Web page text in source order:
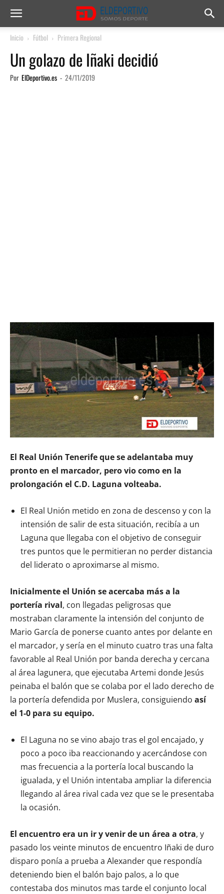
Inicio Fútbol Primera Regional
Un golazo de Iñaki decidió
Por ElDeportivo.es - 24/11/2019
El Real Unión Tenerife que se adelantaba muy
pronto en el marcador, pero vio como en la
prolongación el C.D. Laguna volteaba.
El Real Unión metido en zona de descenso y con la
intensión de salir de esta situación, recibía a un
Laguna que llegaba con el objetivo de conseguir
tres puntos que le permitieran no perder distancia
del liderato o aproximarse al mismo.
Inicialmente el Unión se acercaba más a la
portería rival, con llegadas peligrosas que
mostraban claramente la intensión del conjunto de
Mario García de ponerse cuanto antes por delante en
el marcador, y sería en el minuto cuatro tras una falta
favorable al Real Unión por banda derecha y cercana
al área lagunera, que ejecutaba Artemi donde Jesús
peinaba el balón que se colaba por el lado derecho de
la portería defendida por Muslera, consiguiendo así
el 1-0 para su equipo.
El Laguna no se vino abajo tras el gol encajado, y
poco a poco iba reaccionando y acercándose con
mas frecuencia a la portería local buscando la
igualada, y el Unión intentaba ampliar la diferencia
llegando al área rival cada vez que se le presentaba
la ocasión.
El encuentro era un ir y venir de un área a otra, y
pasado los veinte minutos de encuentro Iñaki de duro
disparo ponía a prueba a Alexander que respondía
deteniendo bien el balón bajo palos, a lo que
contestaba dos minutos mas tarde el conjunto local